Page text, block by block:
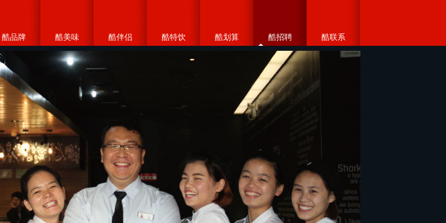
酷品牌 酷美味 酷伴侣 酷特饮 酷划算 酷招聘 酷联系